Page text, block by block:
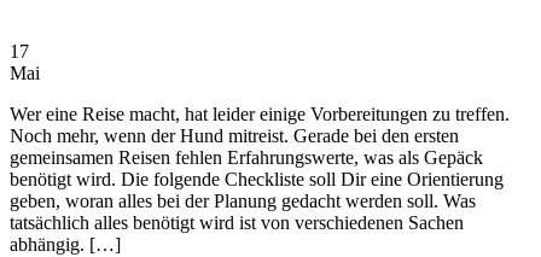
17
Mai
Wer eine Reise macht, hat leider einige Vorbereitungen zu treffen.
Noch mehr, wenn der Hund mitreist. Gerade bei den ersten
gemeinsamen Reisen fehlen Erfahrungswerte, was als Gepäck
benötigt wird. Die folgende Checkliste soll Dir eine Orientierung
geben, woran alles bei der Planung gedacht werden soll. Was
tatsächlich alles benötigt wird ist von verschiedenen Sachen
abhängig. […]